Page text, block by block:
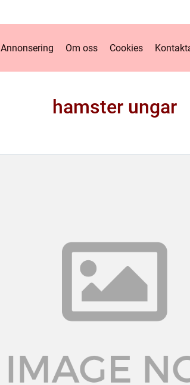
Annonsering Om oss Cookies
hamster ungar